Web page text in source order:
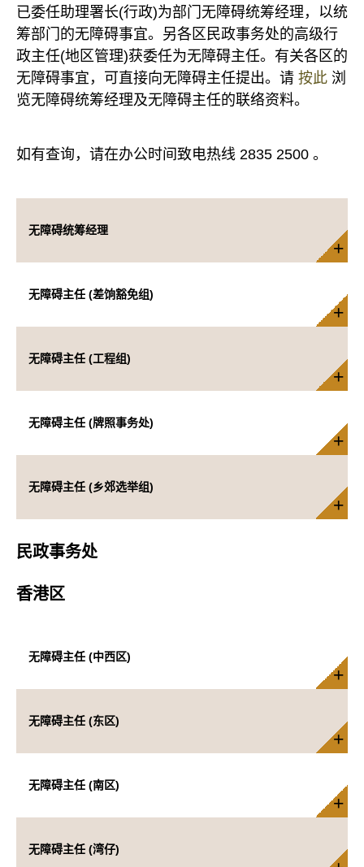
已委任助理署长(行政)为部门无障碍统筹经理，以统
筹部门的无障碍事宜。另各区民政事务处的高级行
政主任(地区管理)获委任为无障碍主任。有关各区的
无障碍事宜，可直接向无障碍主任提出。请 按此 浏
览无障碍统筹经理及无障碍主任的联络资料。
如有查询，请在办公时间致电热线 2835 2500 。
无障碍统筹经理
无障碍主任 (差饷豁免组)
无障碍主任 (工程组)
无障碍主任 (牌照事务处)
无障碍主任 (乡郊选举组)
民政事务处
香港区
无障碍主任 (中西区)
无障碍主任 (东区)
无障碍主任 (南区)
无障碍主任 (湾仔)